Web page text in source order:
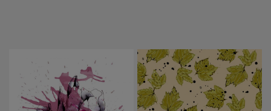
PORTRAITS
TYPOGRAPHY